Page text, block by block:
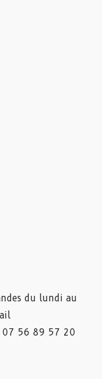
du lundi au
07 56 89 57 20